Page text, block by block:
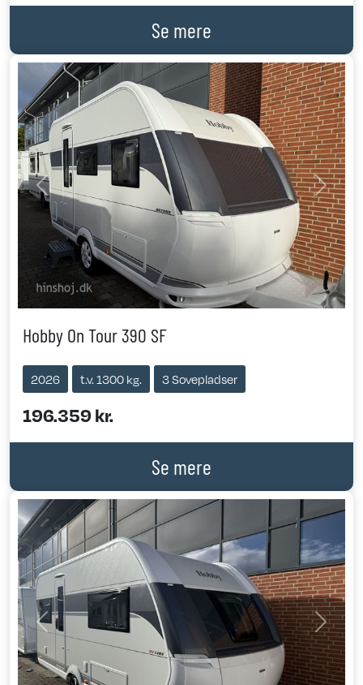
Se mere
Previous Next
Hobby On Tour 390 SF
2026 t.v. 1300 kg. 3 Sovepladser
196.359 kr.
Se mere
Previous Next